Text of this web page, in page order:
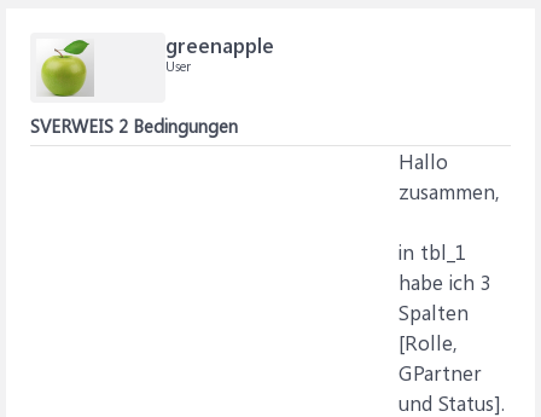
greenapple
User
SVERWEIS 2 Bedingungen
Hallo
zusammen,
in tbl_1
habe ich 3
Spalten
[Rolle,
GPartner
und Status].